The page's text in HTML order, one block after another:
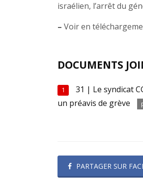
israélien, l’arrêt du
– Voir en
DOCUMENTS
1
31 | Le syndicat
un préavis de grève
PARTAGER SUR